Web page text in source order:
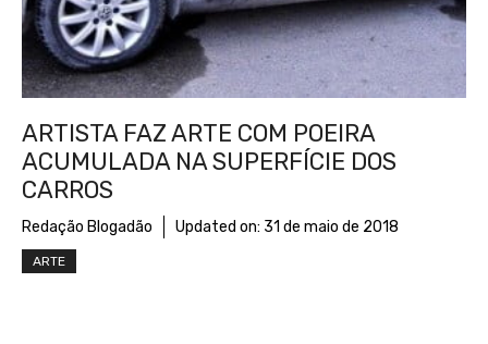
ARTISTA FAZ ARTE COM POEIRA
ACUMULADA NA SUPERFÍCIE DOS
CARROS
Redação Blogadão Updated on: 31 de maio de 2018
ARTE